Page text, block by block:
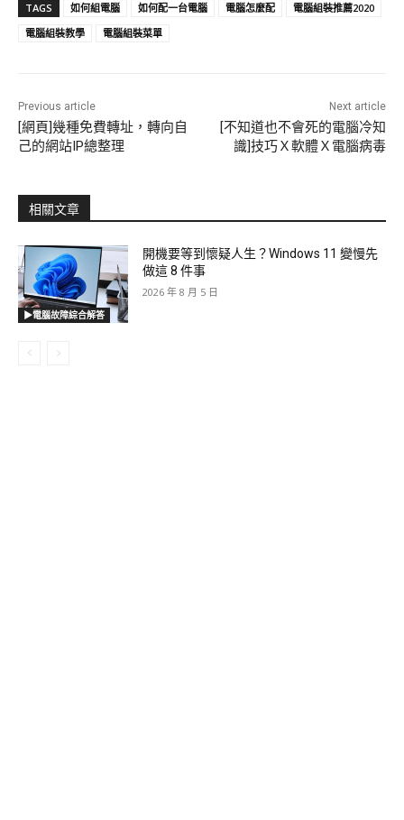
TAGS 如何組電腦 如何配一台電腦 電腦怎麼配
電腦組裝推薦2020
電腦組裝教學
電腦組裝菜單
Previous article
[網頁]幾種免費轉址，轉向自
己的網站IP總整理
Next article
[不知道也不會死的電腦冷知
識]技巧Ｘ軟體Ｘ電腦病毒
相關文章
▶電腦故障綜合解答
開機要等到懷疑人生？Windows 11 變慢先
做這 8 件事
2026 年 8 月 5 日